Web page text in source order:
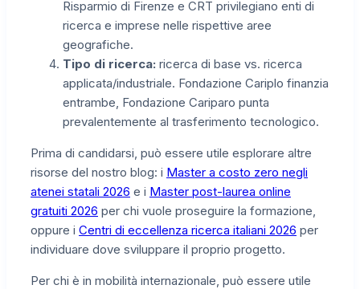
Risparmio di Firenze e CRT privilegiano enti di
ricerca e imprese nelle rispettive aree
geografiche.
Tipo di ricerca: ricerca di base vs. ricerca
applicata/industriale. Fondazione Cariplo finanzia
entrambe, Fondazione Cariparo punta
prevalentemente al trasferimento tecnologico.
Prima di candidarsi, può essere utile esplorare altre
risorse del nostro blog: i Master a costo zero negli
atenei statali 2026 e i Master post-laurea online
gratuiti 2026 per chi vuole proseguire la formazione,
oppure i Centri di eccellenza ricerca italiani 2026 per
individuare dove sviluppare il proprio progetto.
Per chi è in mobilità internazionale, può essere utile